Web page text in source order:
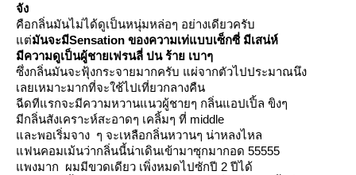
จัง
คือกลิ่นมันไม่ได้ดูเป็นหนุ่มหล่อๆ อย่างเดียวครับ
ต่มันจะมีSensation ของความเท่แบบเซ็กซี่ มีเสน่ห์
มีความดูเป็นผู้ชายเฟรนลี่ ปน ร้าย เบาๆ
ซึ่งกลิ่นมันจะฟุ้งกระจายมากครับ แผ่จากตัวไปประมาณนึง
เลยเหมาะมากที่จะใช้ไปเที่ยวกลางคืน
ฉีดทีแรกจะมีความหวานแนวผู้ชายๆ กลิ่นแอปเปิ้ล ขิงๆ
มีกลิ่นสังเคราะห์สะอาดๆ เคลิ้มๆ ที่ middle
ละพอเริ่มจาง ๆ จะเหลือกลิ่นหวานๆ น่าหลงไหล
ฟนคอมเม้นว่ากลิ่นนี้น่าเดินเข้ามาซุกมากอด 55555
พงมาก ผมมีขวดเดียว เพิ่งหมดไปซักปี 2 ปีได้